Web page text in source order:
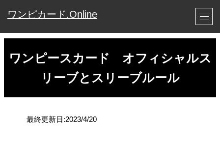
ワンピカード.Online
ワンピースカード オフィシャルス
リーブとスリーブルール
最終更新日:2023/4/20